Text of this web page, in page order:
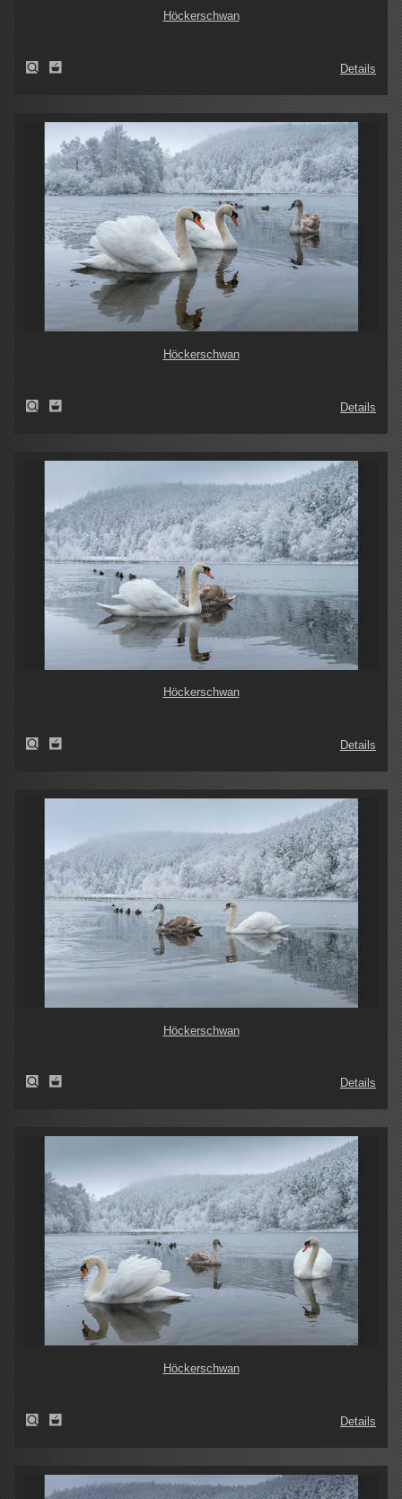
Höckerschwan
Details
Höckerschwan
Details
Höckerschwan
Details
Höckerschwan
Details
Höckerschwan
Details